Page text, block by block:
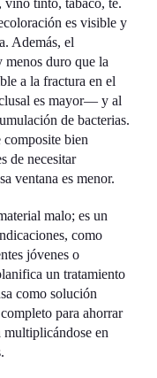
vino tinto, tabaco, té.
es visible y
Además, el
menos duro que la
a la fractura en el
es mayor— y al
de bacterias.
bien
de necesitar
ventana es menor.
malo; es un
como
jóvenes o
un tratamiento
como solución
para ahorrar
multiplicándose en